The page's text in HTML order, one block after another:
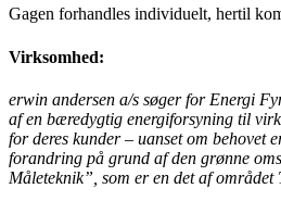
Gagen forhandles individuelt, hertil
Virksomhed:
erwin andersen a/s søger for Energi
af en bæredygtig energiforsyning til
for deres kunder – uanset om behovet
forandring på grund af den grønne
Måleteknik”, som er en det af